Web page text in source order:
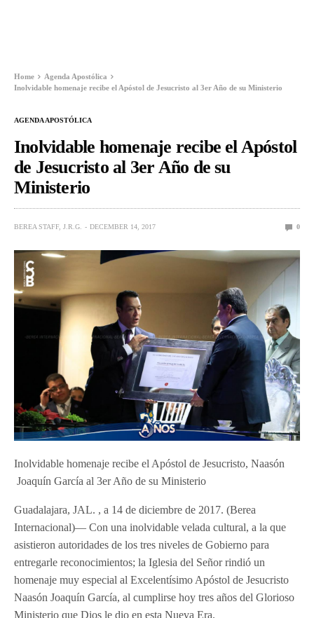
Home
Agenda Apostólica
Inolvidable homenaje recibe el Apóstol de Jesucristo al 3er Año de su Ministerio
AGENDA APOSTÓLICA
Inolvidable homenaje recibe el Apóstol
de Jesucristo al 3er Año de su
Ministerio
BEREA STAFF, J.R.G. DECEMBER 14, 2017 0
Inolvidable homenaje recibe el Apóstol de Jesucristo, Naasón
Joaquín García al 3er Año de su Ministerio
Guadalajara, JAL. , a 14 de diciembre de 2017. (Berea
Internacional)— Con una inolvidable velada cultural, a la que
asistieron autoridades de los tres niveles de Gobierno para
entregarle reconocimientos; la Iglesia del Señor rindió un
homenaje muy especial al Excelentísimo Apóstol de Jesucristo
Naasón Joaquín García,al cumplirse hoy tres años del Glorioso
Ministerio que Dios le dio en esta Nueva Era.